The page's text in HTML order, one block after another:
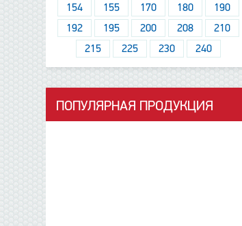
154
155 170 180
190
192
195 200 208
210
215
225 230 240
ПОПУЛЯРНАЯ ПРОДУКЦИЯ